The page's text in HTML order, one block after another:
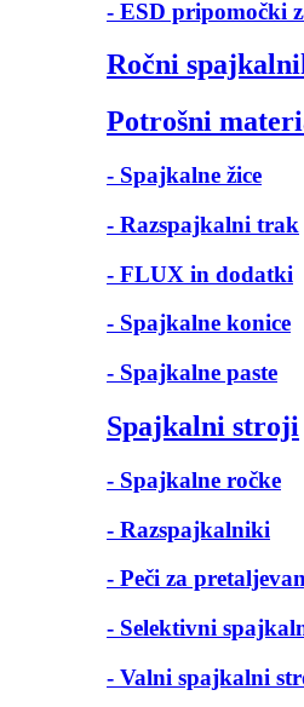
- ESD pripomočki
Ročni
Potrošni
- Spajkalne žice
- Razspajkalni trak
- FLUX in dodatki
- Spajkalne konice
- Spajkalne paste
Spajkalni stroji
- Spajkalne ročke
- Razspajkalniki
- Peči za
- Selektivni
- Valni spajkalni